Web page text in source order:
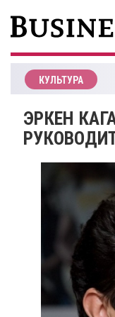
КУЛЬТУРА
ЭРКЕН